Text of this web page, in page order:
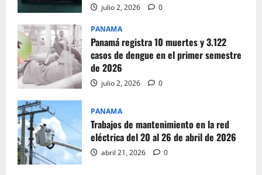
julio 2, 2026 0
PANAMA
Panamá registra 10 muertes y 3.122
casos de dengue en el primer semestre
de 2026
julio 2, 2026 0
PANAMA
Trabajos de mantenimiento en la red
eléctrica del 20 al 26 de abril de 2026
abril 21, 2026 0